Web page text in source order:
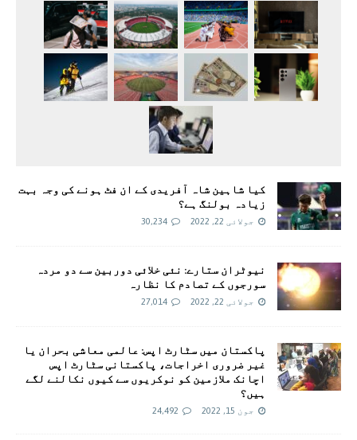
کیا شاہین شاہ آفریدی کے ان فٹ ہونے کی وجہ بہت
زیادہ بولنگ ہے؟
جولائی 22, 2022 30,234
نیوٹران ستارے: نئی خلائی دوربین سے دو مردہ
سورجوں کے تصادم کا نظارہ
جولائی 22, 2022 27,014
پاکستان میں سٹارٹ اپس: عالمی معاشی بحران یا
غیر ضروری اخراجات، پاکستانی سٹارٹ اپس
اچانک ملازمین کو نوکریوں سے کیوں نکالنے لگے
ہیں؟
جون 15, 2022 24,492